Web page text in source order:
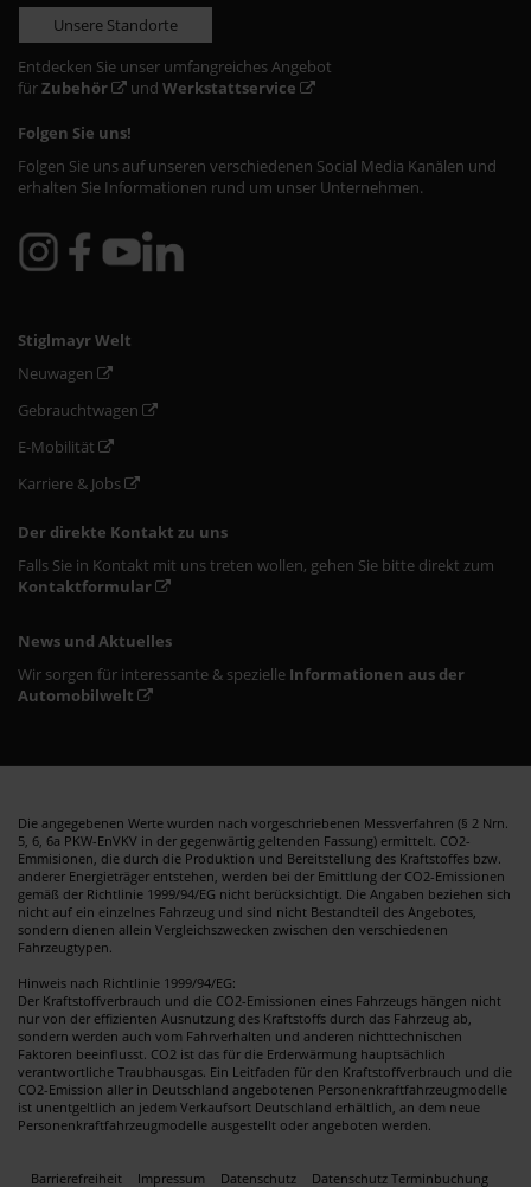
Unsere Standorte
Entdecken Sie unser umfangreiches Angebot
fürZubehör und Werkstattservice
Folgen Sie uns!
Folgen Sie uns auf unseren verschiedenen Social Media Kanälen und
erhalten Sie Informationen rund um unser Unternehmen.
Stiglmayr Welt
Neuwagen
Gebrauchtwagen
E-Mobilität
Karriere & Jobs
Der direkte Kontakt zu uns
Falls Sie in Kontakt mit uns treten wollen, gehen Sie bitte direkt zum
Kontaktformular
News und Aktuelles
Wir sorgen für interessante & spezielle Informationen aus der
Automobilwelt
Die angegebenen Werte wurden nach vorgeschriebenen Messverfahren (§ 2 Nrn.
5, 6, 6a PKW-EnVKV in der gegenwärtig geltenden Fassung) ermittelt. CO2-
Emmisionen, die durch die Produktion und Bereitstellung des Kraftstoffes bzw.
anderer Energieträger entstehen, werden bei der Emittlung der CO2-Emissionen
gemäß der Richtlinie 1999/94/EG nicht berücksichtigt. Die Angaben beziehen sich
nicht auf ein einzelnes Fahrzeug und sind nicht Bestandteil des Angebotes,
sondern dienen allein Vergleichszwecken zwischen den verschiedenen
Fahrzeugtypen.
Hinweis nach Richtlinie 1999/94/EG:
Der Kraftstoffverbrauch und die CO2-Emissionen eines Fahrzeugs hängen nicht
nur von der effizienten Ausnutzung des Kraftstoffs durch das Fahrzeug ab,
sondern werden auch vom Fahrverhalten und anderen nichttechnischen
Faktoren beeinflusst. CO2 ist das für die Erderwärmung hauptsächlich
verantwortliche Traubhausgas. Ein Leitfaden für den Kraftstoffverbrauch und die
CO2-Emission aller in Deutschland angebotenen Personenkraftfahrzeugmodelle
ist unentgeltlich an jedem Verkaufsort Deutschland erhältlich, an dem neue
Personenkraftfahrzeugmodelle ausgestellt oder angeboten werden.
Barrierefreiheit Impressum Datenschutz
Datenschutz Terminbuchung